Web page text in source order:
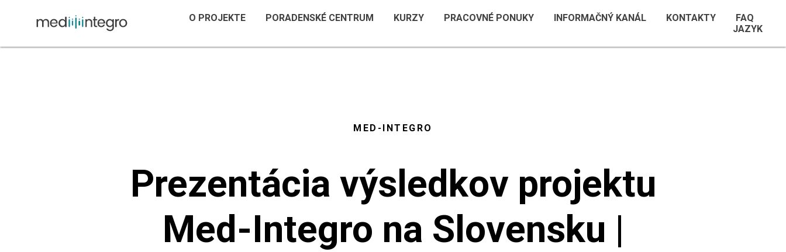
O PROJEKTE PORADENSKÉ CENTRUM KURZY PRACOVNÉ PONUKY INFORMAČNÝ KANÁL KONTAKTY
FAQ
JAZYK
MED-INTEGRO
Prezentácia výsledkov projektu
Med-Integro na Slovensku |